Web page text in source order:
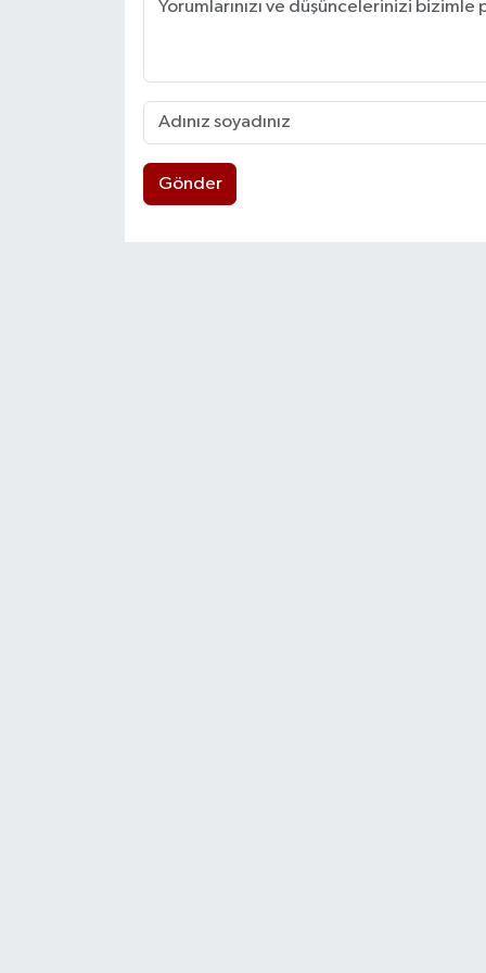
Gönder